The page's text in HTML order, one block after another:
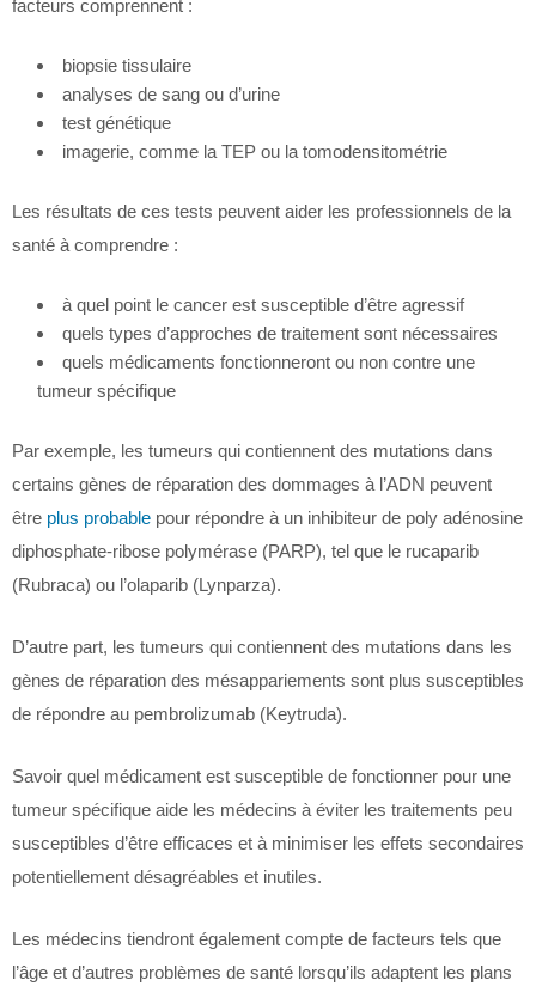
facteurs comprennent :
biopsie tissulaire
analyses de sang ou d’urine
test génétique
imagerie, comme la TEP ou la tomodensitométrie
Les résultats de ces tests peuvent aider les professionnels de la
santé à comprendre :
à quel point le cancer est susceptible d’être agressif
quels types d’approches de traitement sont nécessaires
quels médicaments fonctionneront ou non contre une
tumeur spécifique
Par exemple, les tumeurs qui contiennent des mutations dans
certains gènes de réparation des dommages à l’ADN peuvent
être plus probable pour répondre à un inhibiteur de poly adénosine
diphosphate-ribose polymérase (PARP), tel que le rucaparib
(Rubraca) ou l’olaparib (Lynparza).
D’autre part, les tumeurs qui contiennent des mutations dans les
gènes de réparation des mésappariements sont plus susceptibles
de répondre au pembrolizumab (Keytruda).
Savoir quel médicament est susceptible de fonctionner pour une
tumeur spécifique aide les médecins à éviter les traitements peu
susceptibles d’être efficaces et à minimiser les effets secondaires
potentiellement désagréables et inutiles.
Les médecins tiendront également compte de facteurs tels que
l’âge et d’autres problèmes de santé lorsqu’ils adaptent les plans